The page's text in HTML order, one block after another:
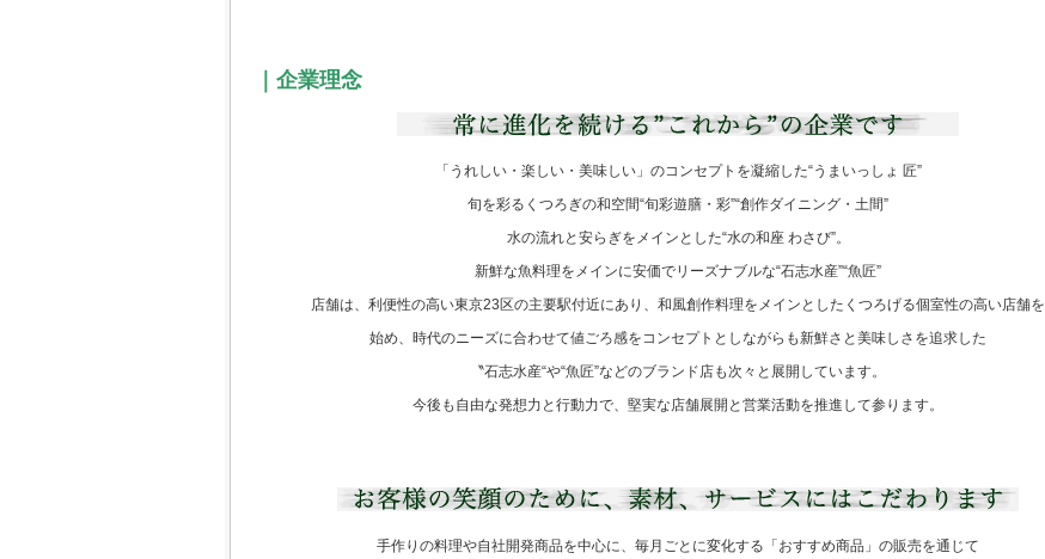
｜企業理念
「うれしい・楽しい・美味しい」のコンセプトを凝縮した“うまいっしょ 匠”
旬を彩るくつろぎの和空間“旬彩遊膳・彩”“創作ダイニング・土間”
水の流れと安らぎをメインとした“水の和座 わさび”。
新鮮な魚料理をメインに安価でリーズナブルな“石志水産”“魚匠”
店舗は、利便性の高い東京23区の主要駅付近にあり、和風創作料理をメインとしたくつろげる個室性の高い店舗を
始め、時代のニーズに合わせて値ごろ感をコンセプトとしながらも新鮮さと美味しさを追求した
〝石志水産“や“魚匠”などのブランド店も次々と展開しています。
今後も自由な発想力と行動力で、堅実な店舗展開と営業活動を推進して参ります。
手作りの料理や自社開発商品を中心に、毎月ごとに変化する「おすすめ商品」の販売を通じて